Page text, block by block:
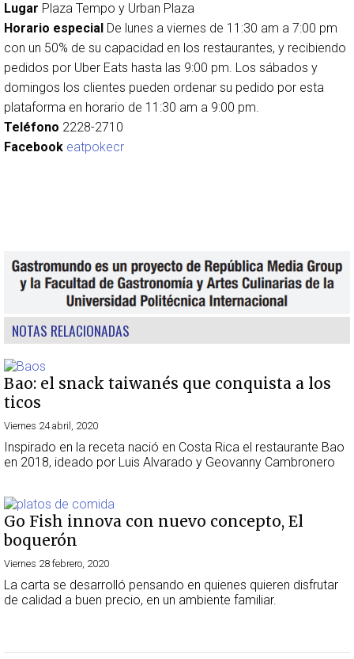
Lugar Plaza Tempo y Urban Plaza
Horario especial De lunes a viernes de 11:30 am a 7:00 pm
con un 50% de su capacidad en los restaurantes, y recibiendo
pedidos por Uber Eats hasta las 9:00 pm. Los sábados y
domingos los clientes pueden ordenar su pedido por esta
plataforma en horario de 11:30 am a 9:00 pm.
Teléfono 2228-2710
Facebook eatpokecr
NOTAS RELACIONADAS
Bao: el snack taiwanés que conquista a los
ticos
Viernes 24 abril, 2020
Inspirado en la receta nació en Costa Rica el restaurante Bao
en 2018, ideado por Luis Alvarado y Geovanny Cambronero
Go Fish innova con nuevo concepto, El
boquerón
Viernes 28 febrero, 2020
La carta se desarrolló pensando en quienes quieren disfrutar
de calidad a buen precio, en un ambiente familiar.